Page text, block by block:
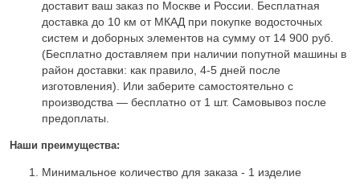
доставит ваш заказ по Москве и России. Бесплатная
доставка до 10 км от МКАД при покупке водосточных
систем и доборных элементов на сумму от 14 900 руб.
(Бесплатно доставляем при наличии попутной машины в
район доставки: как правило, 4-5 дней после
изготовления). Или заберите самостоятельно с
производства — бесплатно от 1 шт. Самовывоз после
предоплаты.
Наши преимущества:
Минимальное количество для заказа - 1 изделие